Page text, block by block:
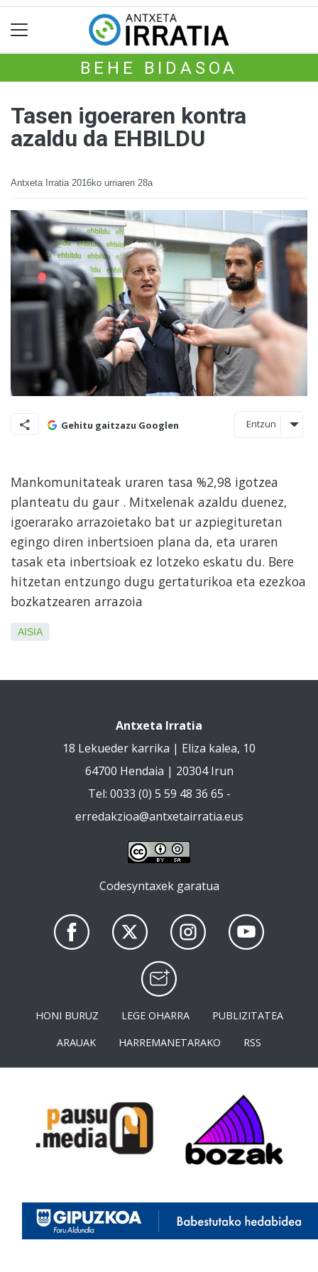
BEHE BIDASOA
Tasen igoeraren kontra
azaldu da EHBILDU
Antxeta Irratia 2016ko urriaren 28a
Gehitu gaitzazu Googlen Entzun
Mankomunitateak uraren tasa %2,98 igotzea
planteatu du gaur . Mitxelenak azaldu duenez,
igoerarako arrazoietako bat ur azpiegituretan
egingo diren inbertsioen plana da, eta uraren
tasak eta inbertsioak ez lotzeko eskatu du. Bere
hitzetan entzungo dugu gertaturikoa eta ezezkoa
bozkatzearen arrazoia
AISIA
Antxeta Irratia
18 Lekueder karrika | Eliza kalea, 10
64700 Hendaia | 20304 Irun
Tel: 0033 (0) 5 59 48 36 65 -
erredakzioa@antxetairratia.eus
Codesyntaxek garatua
HONI BURUZ LEGE OHARRA
PUBLIZITATEA
ARAUAK
HARREMANETARAKO RSS